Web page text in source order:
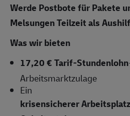
Werde Postbote für Pakete
MelsungenTeilzeit als
Was wir bieten
17,20 € Tarif-Stundenlohn
Arbeitsmarktzulage
Ein
krisensicherer